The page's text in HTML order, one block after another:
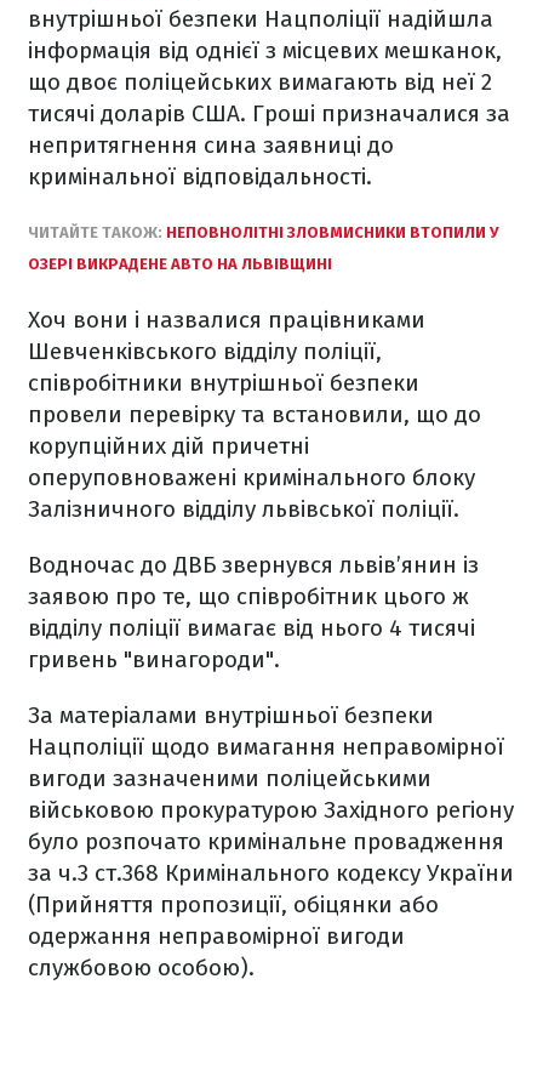
внутрішньої безпеки Нацполіції надійшла
інформація від однієї з місцевих мешканок,
що двоє поліцейських вимагають від неї 2
тисячі доларів США. Гроші призначалися за
непритягнення сина заявниці до
кримінальної відповідальності.
ЧИТАЙТЕ ТАКОЖ: НЕПОВНОЛІТНІ ЗЛОВМИСНИКИ ВТОПИЛИ У
ОЗЕРІ ВИКРАДЕНЕ АВТО НА ЛЬВІВЩИНІ
Хоч вони і назвалися працівниками
Шевченківського відділу поліції,
співробітники внутрішньої безпеки
провели перевірку та встановили, що до
корупційних дій причетні
оперуповноважені кримінального блоку
Залізничного відділу львівської поліції.
Водночас до ДВБ звернувся львів’янин із
заявою про те, що співробітник цього ж
відділу поліції вимагає від нього 4 тисячі
гривень "винагороди".
За матеріалами внутрішньої безпеки
Нацполіції щодо вимагання неправомірної
вигоди зазначеними поліцейськими
військовою прокуратурою Західного регіону
було розпочато кримінальне провадження
за ч.3 ст.368 Кримінального кодексу України
(Прийняття пропозиції, обіцянки або
одержання неправомірної вигоди
службовою особою).